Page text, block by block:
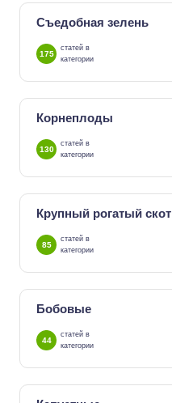
Съедобная зелень
175
статей в
категории
Корнеплоды
130
статей в
категории
Крупный рогатый скот
85
статей в
категории
Бобовые
44
статей в
категории